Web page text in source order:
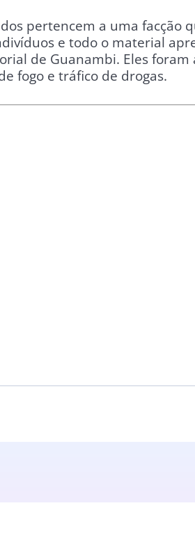
pertencem a uma facção
e todo o material
de Guanambi. Eles
fogo e tráfico de drogas.